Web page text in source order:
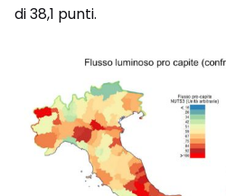
di 38,1 punti.